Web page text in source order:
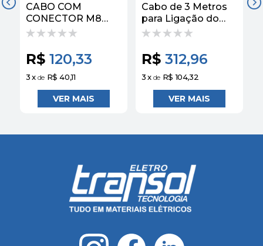
CABO COM
CONECTOR M8
COTOVELOOV 3
XZCP0666L2 |
SCHNEIDER
R$ 120,33
3x de R$ 40,11
Cabo de 3 Metros
para Ligação do
Terminal Gráfico ao
Frequência
VW3A1104R30
Schneider
R$ 312,96
3x de R$ 104,32